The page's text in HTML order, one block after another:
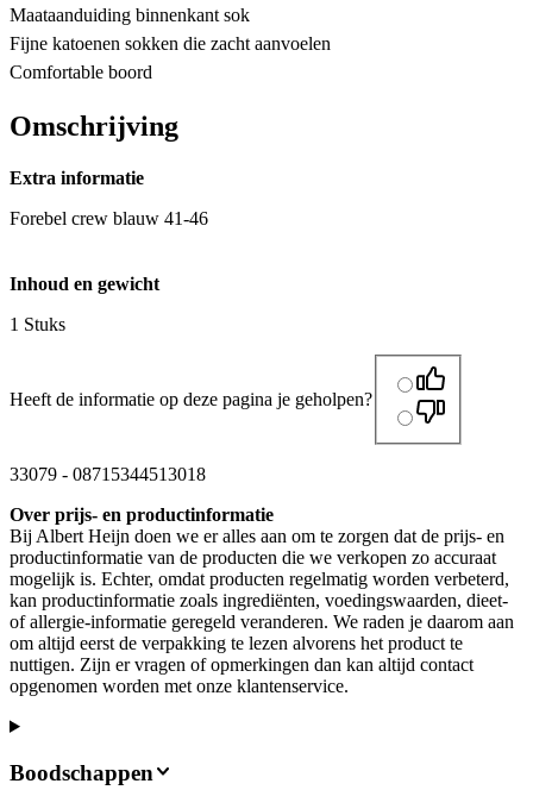
Maataanduiding binnenkant sok
Fijne katoenen sokken die zacht aanvoelen
Comfortable boord
Omschrijving
Extra informatie
Forebel crew blauw 41-46
Inhoud en gewicht
1 Stuks
Heeft de informatie op deze pagina je geholpen?
33079 - 08715344513018
Over prijs- en productinformatie
Bij Albert Heijn doen we er alles aan om te zorgen dat de prijs- en
productinformatie van de producten die we verkopen zo accuraat
mogelijk is. Echter, omdat producten regelmatig worden verbeterd,
kan productinformatie zoals ingrediënten, voedingswaarden, dieet-
of allergie-informatie geregeld veranderen. We raden je daarom aan
om altijd eerst de verpakking te lezen alvorens het product te
nuttigen. Zijn er vragen of opmerkingen dan kan altijd contact
opgenomen worden met onze klantenservice.
Boodschappen